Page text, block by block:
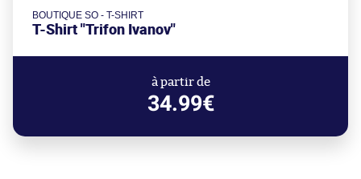
BOUTIQUE SO - T-SHIRT
T-Shirt "Trifon Ivanov"
à partir de
34.99€